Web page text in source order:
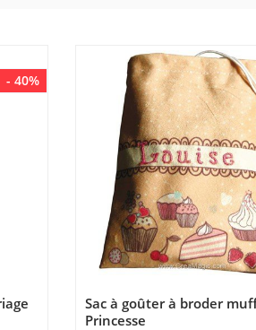
- 40%
Sac à goûter à broder
Princesse